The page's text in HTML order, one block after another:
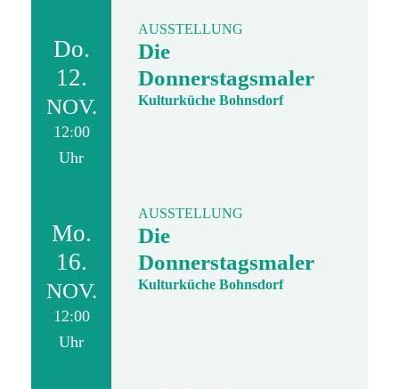
Do.
12.
NOV.
12:00
Uhr
AUSSTELLUNG
Die
Donnerstagsmaler
Kulturküche Bohnsdorf
Mo.
16.
NOV.
12:00
Uhr
AUSSTELLUNG
Die
Donnerstagsmaler
Kulturküche Bohnsdorf